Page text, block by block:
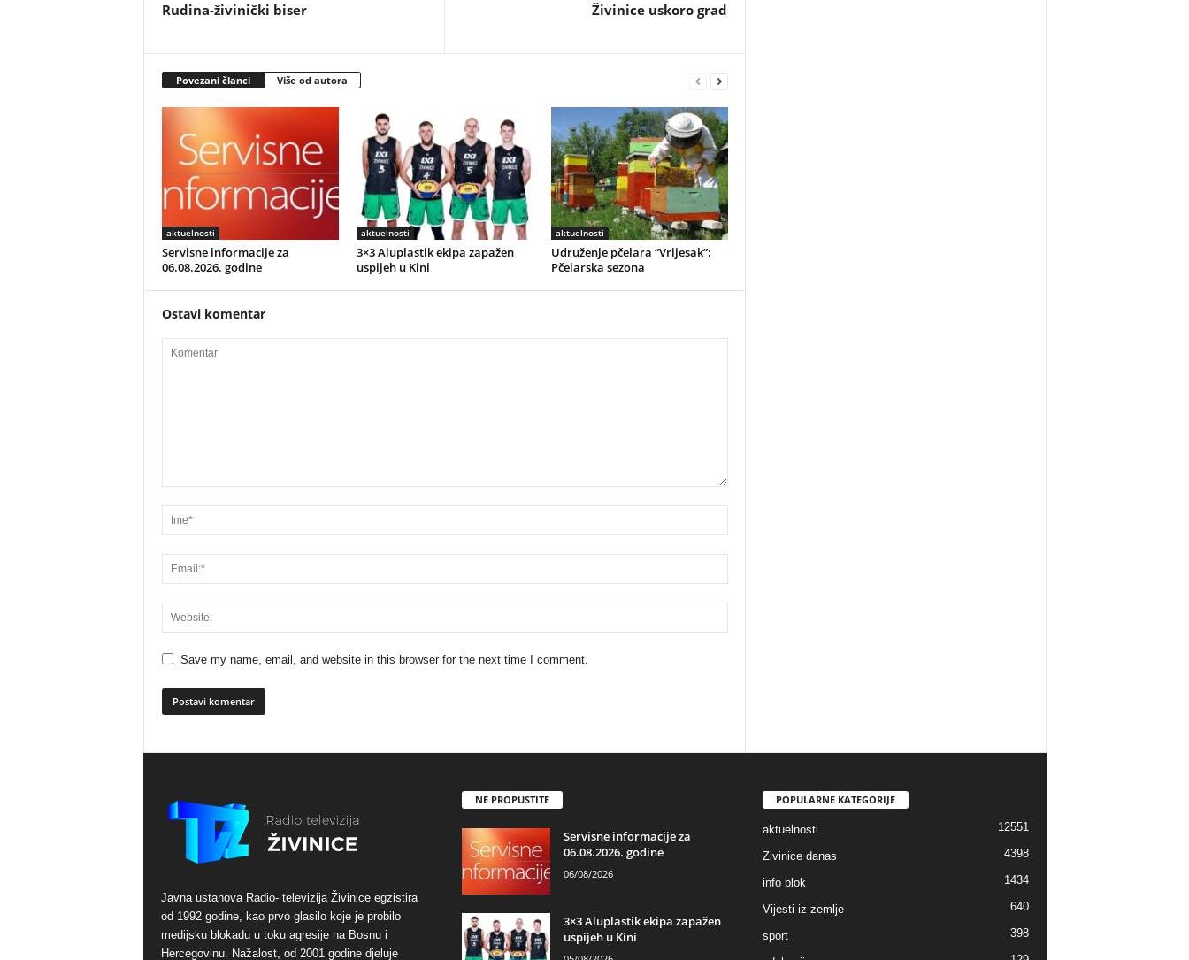
Rudina-živinički biser Živinice uskoro grad
Povezani članci Više od autora
aktuelnosti
Servisne informacije za
06.08.2026. godine
aktuelnosti
3×3 Aluplastik ekipa zapažen
uspijeh u Kini
aktuelnosti
Udruženje pčelara “Vrijesak”:
Pčelarska sezona
Ostavi komentar
Save my name, email, and website in this browser for the next time I comment.
Javna ustanova Radio- televizija Živinice egzistira
od 1992 godine, kao prvo glasilo koje je probilo
medijsku blokadu u toku agresije na Bosnu i
Hercegovinu. Nažalost, od 2001 godine djeluje
NE PROPUSTITE
Servisne informacije za
06.08.2026. godine
06/08/2026
3×3 Aluplastik ekipa zapažen
uspijeh u Kini
POPULARNE KATEGORIJE
aktuelnosti 12551
Zivinice danas 4398
info blok 1434
Vijesti iz zemlje 640
sport 398